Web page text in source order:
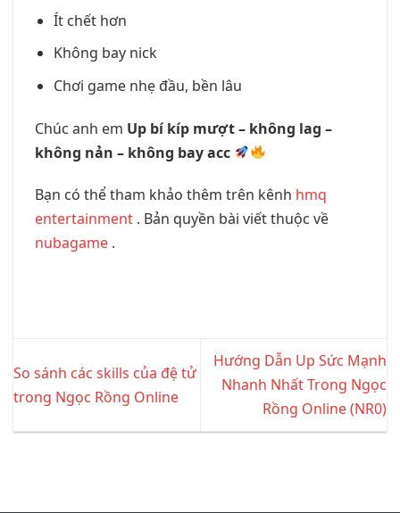
Ít chết hơn
Không bay nick
Chơi game nhẹ đầu, bền lâu
Chúc anh em Up bí kíp mượt – không lag –
không nản – không bay acc
Bạn có thể tham khảo thêm trên kênh hmq
entertainment . Bản quyền bài viết thuộc về
nubagame .
So sánh các skills của đệ tử
trong Ngọc Rồng Online
Hướng Dẫn Up Sức Mạnh
Nhanh Nhất Trong Ngọc
Rồng Online (NR0)